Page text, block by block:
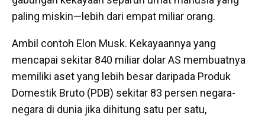
paling miskin—lebih dari empat miliar orang.
Ambil contoh Elon Musk. Kekayaannya yang
mencapai sekitar 840 miliar dolar AS membuatnya
memiliki aset yang lebih besar daripada Produk
Domestik Bruto (PDB) sekitar 83 persen negara-
negara di dunia jika dihitung satu per satu,